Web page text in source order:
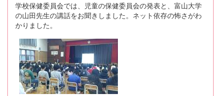
学校保健委員会では、児童の保健委員会の発表と、富山大学
の山田先生の講話をお聞きしました。ネット依存の怖さがわ
かりました。